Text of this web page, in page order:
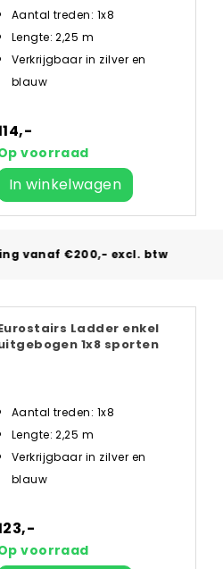
Aantal treden: 1x8
Lengte: 2,25 m
Verkrijgbaar in zilver en
blauw
voorraad
In winkelwagen
vanaf €200,- excl. btw
Ladder enkel
1x8 sporten
Aantal treden: 1x8
Lengte: 2,25 m
Verkrijgbaar in zilver en
blauw
voorraad